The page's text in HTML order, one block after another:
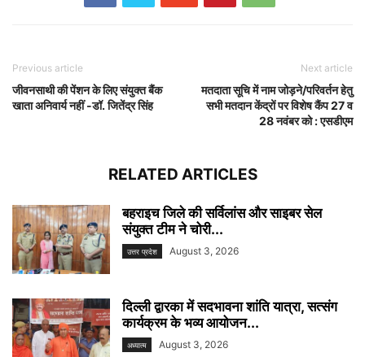
Previous article
जीवनसाथी की पेंशन के लिए संयुक्त बैंक
खाता अनिवार्य नहीं -डॉ. जितेंद्र सिंह
Next article
मतदाता सूचि में नाम जोड़ने/परिवर्तन हेतु
सभी मतदान केंद्रों पर विशेष कैंप 27 व
28 नवंबर को : एसडीएम
RELATED ARTICLES
बहराइच जिले की सर्विलांस और साइबर सेल
संयुक्त टीम ने चोरी...
उत्तर प्रदेश August 3, 2026
दिल्ली द्वारका में सदभावना शांति यात्रा, सत्संग
कार्यक्रम के भव्य आयोजन...
अध्यात्म August 3, 2026